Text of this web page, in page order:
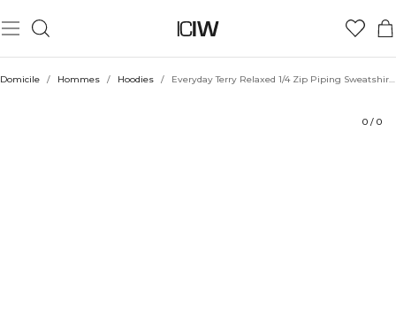
Domicile / Hommes / Hoodies / Everyday Terry Relaxed 1/4 Zip Piping Sweatshirt Cream
0 / 0